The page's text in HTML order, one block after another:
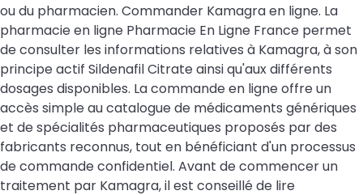
ou du pharmacien. Commander Kamagra en ligne. La
pharmacie en ligne Pharmacie En Ligne France permet
de consulter les informations relatives à Kamagra, à son
principe actif Sildenafil Citrate ainsi qu'aux différents
dosages disponibles. La commande en ligne offre un
accès simple au catalogue de médicaments génériques
et de spécialités pharmaceutiques proposés par des
fabricants reconnus, tout en bénéficiant d'un processus
de commande confidentiel. Avant de commencer un
traitement par Kamagra, il est conseillé de lire